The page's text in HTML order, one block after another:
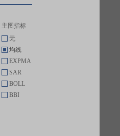
主图指标
无
均线
EXPMA
SAR
BOLL
BBI